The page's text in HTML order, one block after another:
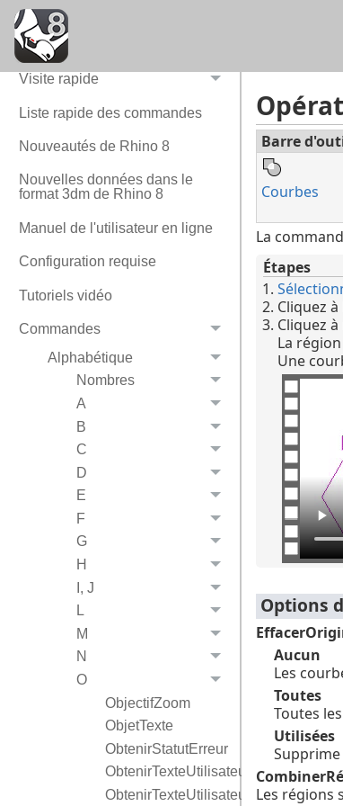
Que souhaitez-vous faire ?
Visite rapide
Liste rapide des commandes
Nouveautés de Rhino 8
Nouvelles données dans le
format 3dm de Rhino 8
Manuel de l'utilisateur en ligne
Configuration requise
Tutoriels vidéo
Commandes
Alphabétique
Nombres
A
B
C
D
E
F
G
H
I, J
L
M
N
O
ObjectifZoom
ObjetTexte
ObtenirStatutErreur
ObtenirTexteUtilisateur
ObtenirTexteUtilisateurDocument
Barre
Courbes
La
Étapes
Cliquez
Cliquez
La
Une
Options
Aucun
Les
Toutes
Toutes
Utilisées
Les régions